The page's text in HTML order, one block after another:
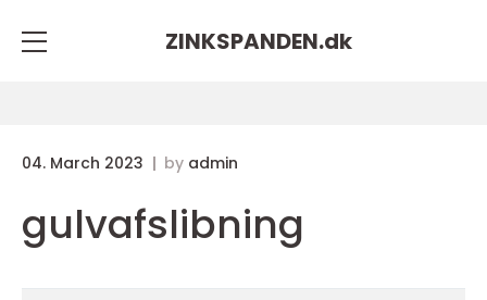
ZINKSPANDEN.dk
04. March 2023 by admin
gulvafslibning